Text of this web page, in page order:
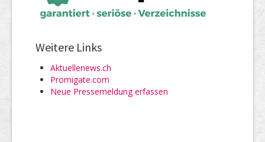
Weitere Links
Aktuellenews.ch
Promigate.com
Neue Pressemeldung erfassen